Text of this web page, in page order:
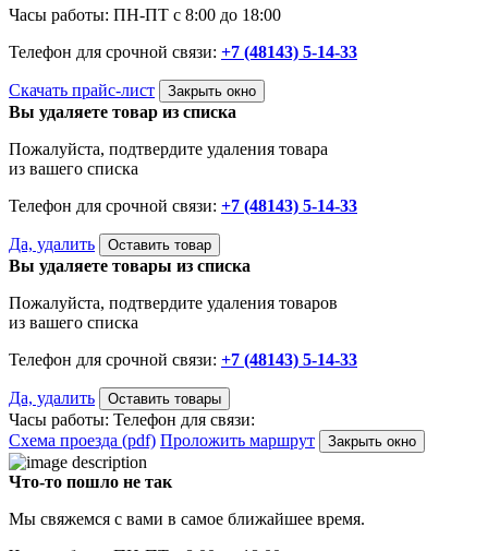
Часы работы: ПН-ПТ с 8:00 до 18:00
Телефон для срочной связи: +7 (48143) 5-14-33
Скачать прайс-лист Закрыть окно
Вы удаляете товар из списка
Пожалуйста, подтвердите удаления товара
из вашего списка
Телефон для срочной связи: +7 (48143) 5-14-33
Да, удалить Оставить товар
Вы удаляете товары из списка
Пожалуйста, подтвердите удаления товаров
из вашего списка
Телефон для срочной связи: +7 (48143) 5-14-33
Да, удалить Оставить товары
Часы работы: Телефон для связи:
Схема проезда (pdf) Проложить маршрут Закрыть окно
Что-то пошло не так
Мы свяжемся с вами в самое ближайшее время.